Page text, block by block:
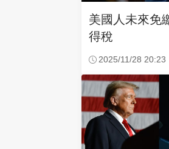
美國人未來免
得稅
2025/11/28 20:23